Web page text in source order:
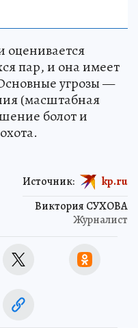
оценивается
пар, и она имеет
угрозы —
(масштабная
болот и
Виктория СУХОВА
Журналист
Источник: kp.ru